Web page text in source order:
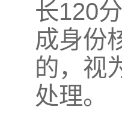
长120
成身份
的，视
处理。